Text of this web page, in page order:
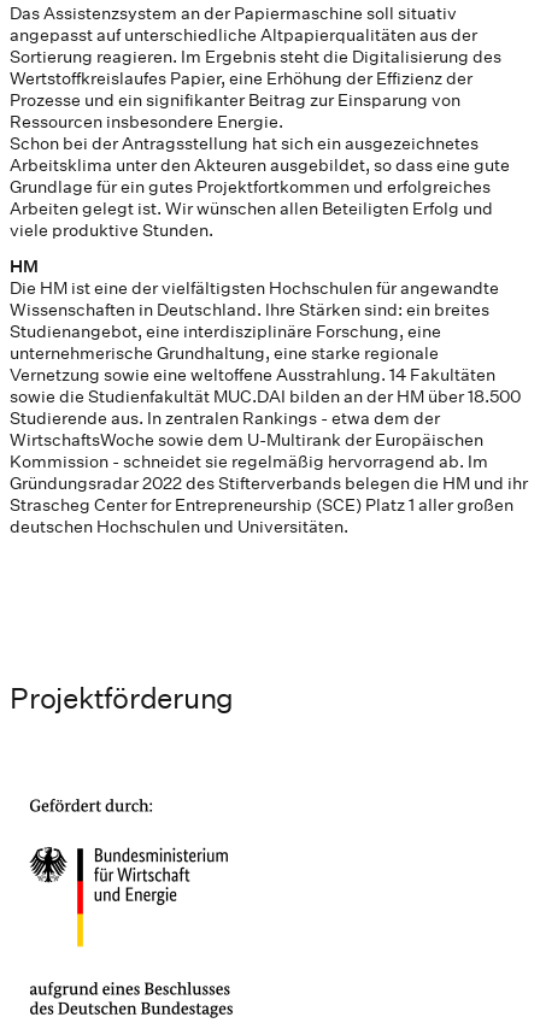
Das Assistenzsystem an der Papiermaschine soll situativ
angepasst auf unterschiedliche Altpapierqualitäten aus der
Sortierung reagieren. Im Ergebnis steht die Digitalisierung des
Wertstoffkreislaufes Papier, eine Erhöhung der Effizienz der
Prozesse und ein signifikanter Beitrag zur Einsparung von
Ressourcen insbesondere Energie.
Schon bei der Antragsstellung hat sich ein ausgezeichnetes
Arbeitsklima unter den Akteuren ausgebildet, so dass eine gute
Grundlage für ein gutes Projektfortkommen und erfolgreiches
Arbeiten gelegt ist. Wir wünschen allen Beteiligten Erfolg und
viele produktive Stunden.
HM
Die HM ist eine der vielfältigsten Hochschulen für angewandte
Wissenschaften in Deutschland. Ihre Stärken sind: ein breites
Studienangebot, eine interdisziplinäre Forschung, eine
unternehmerische Grundhaltung, eine starke regionale
Vernetzung sowie eine weltoffene Ausstrahlung. 14 Fakultäten
sowie die Studienfakultät MUC.DAI bilden an der HM über 18.500
Studierende aus. In zentralen Rankings - etwa dem der
WirtschaftsWoche sowie dem U-Multirank der Europäischen
Kommission - schneidet sie regelmäßig hervorragend ab. Im
Gründungsradar 2022 des Stifterverbands belegen die HM und ihr
Strascheg Center for Entrepreneurship (SCE) Platz 1 aller großen
deutschen Hochschulen und Universitäten.
Projektförderung